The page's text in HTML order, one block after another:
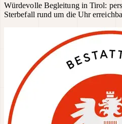
Würdevolle Begleitung in Tirol:
Sterbefall rund um die Uhr